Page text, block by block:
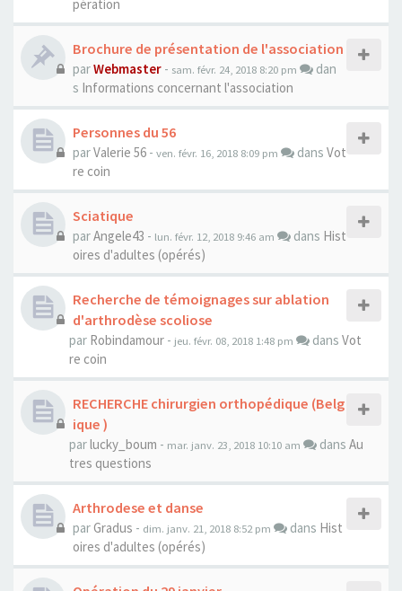
pération
Brochure de présentation de l'association
parWebmaster - sam. févr. 24, 2018 8:20 pm
dan
s Informations concernant l'association
Personnes du 56
parValerie 56 - ven. févr. 16, 2018 8:09 pm dans Vot
re coin
Sciatique
parAngele43 - lun. févr. 12, 2018 9:46 am dans Hist
oires d'adultes (opérés)
Recherche de témoignages sur ablation
d'arthrodèse scoliose
par Robindamour - jeu. févr. 08, 2018 1:48 pm dans Vot
re coin
RECHERCHE chirurgien orthopédique (Belg
ique )
parlucky_boum - mar. janv. 23, 2018 10:10 am dans Au
tres questions
Arthrodese et danse
parGradus - dim. janv. 21, 2018 8:52 pm dans Hist
oires d'adultes (opérés)